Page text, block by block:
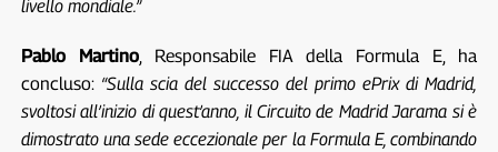
livello mondiale.”
Pablo Martino, Responsabile FIA della Formula E, ha
concluso: “Sulla scia del successo del primo ePrix di Madrid,
svoltosi all’inizio di quest’anno, il Circuito de Madrid Jarama si è
dimostrato una sede eccezionale per la Formula E, combinando